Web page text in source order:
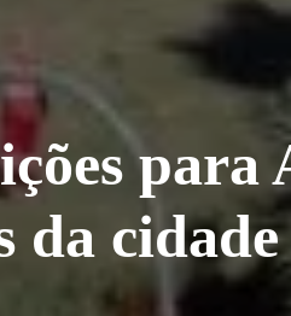
da cidade